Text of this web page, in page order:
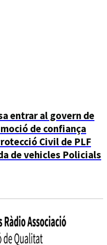
entrar al govern de
de confiança
Civil de PLF
de vehicles Policials